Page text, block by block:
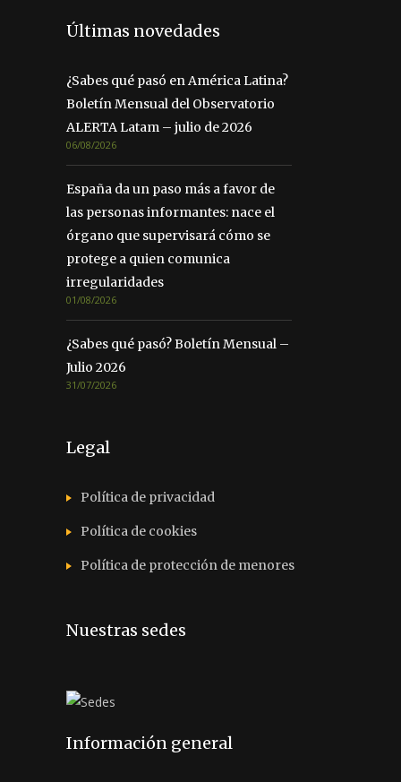
Últimas novedades
¿Sabes qué pasó en América Latina?
Boletín Mensual del Observatorio
ALERTA Latam – julio de 2026
06/08/2026
España da un paso más a favor de
las personas informantes: nace el
órgano que supervisará cómo se
protege a quien comunica
irregularidades
01/08/2026
¿Sabes qué pasó? Boletín Mensual –
Julio 2026
31/07/2026
Legal
Política de privacidad
Política de cookies
Política de protección de menores
Nuestras sedes
Información general